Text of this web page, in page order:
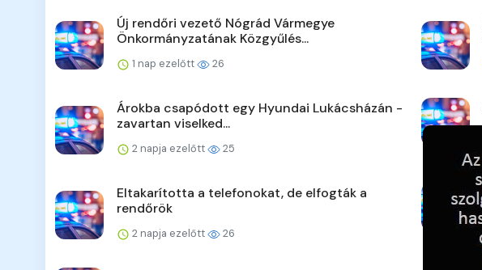
Új rendőri vezető Nógrád Vármegye
Önkormányzatának Közgyűlés...
1 nap ezelőtt 26
Árokba csapódott egy Hyundai Lukácsházán -
zavartan viselked...
2 napja ezelőtt 25
Eltakarította a telefonokat, de elfogták a
rendőrök
2 napja ezelőtt 26